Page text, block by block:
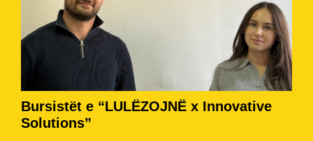
Bursistët e “LULËZOJNË x Innovative
Solutions”